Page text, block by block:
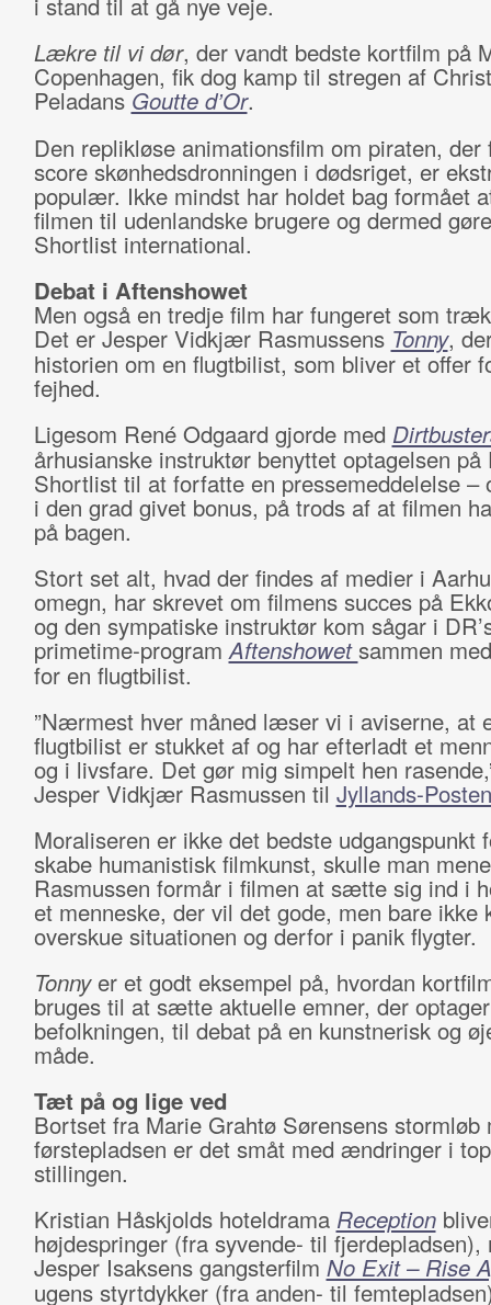
Lækre til vi dør, der vandt bedste kortfilm på
Copenhagen, fik dog kamp til stregen af
PeladansGoutte d’Or.
Den replikløse animationsfilm om piraten, der
score skønhedsdronningen i dødsriget, er
populær. Ikke mindst har holdet bag formået
filmen til udenlandske brugere og dermed
Shortlist international.
Debat i Aftenshowet
Men også en tredje film har fungeret som
Det er Jesper Vidkjær Rasmussens Tonny,
historien om en flugtbilist, som bliver et offer
fejhed.
Ligesom René Odgaard gjorde med
århusianske instruktør benyttet optagelsen på
Shortlist til at forfatte en pressemeddelelse –
i den grad givet bonus, på trods af at filmen
på bagen.
Stort set alt, hvad der findes af medier i
omegn, har skrevet om filmens succes på
og den sympatiske instruktør kom sågar i
primetime-programAftenshowet sammen
for en flugtbilist.
”Nærmest hver måned læser vi i aviserne, at
flugtbilist er stukket af og har efterladt et
og i livsfare. Det gør mig simpelt hen
Jesper Vidkjær Rasmussen til Jyllands-Posten
Moraliseren er ikke det bedste udgangspunkt
skabe humanistisk filmkunst, skulle man
Rasmussen formår i filmen at sætte sig ind i
et menneske, der vil det gode, men bare ikke
overskue situationen og derfor i panik flygter.
Tonnyer et godt eksempel på, hvordan
bruges til at sætte aktuelle emner, der optager
befolkningen, til debat på en kunstnerisk og
måde.
Tæt på og lige ved
Bortset fra Marie Grahtø Sørensens stormløb
førstepladsen er det småt med ændringer i
stillingen.
Kristian Håskjolds hoteldrama Reception
højdespringer (fra syvende- til fjerdepladsen),
Jesper Isaksens gangsterfilm No Exit – Rise
ugens styrtdykker (fra anden- til